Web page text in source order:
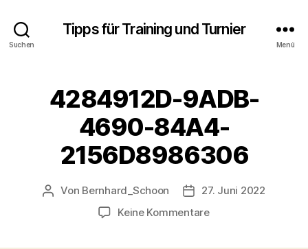
Suchen
Tipps für Training und Turnier
Menü
4284912D-9ADB-
4690-84A4-
2156D8986306
Beitragsautor
Von Bernhard_Schoon Veröffentlichungsdatum
27. Juni 2022
Keine Kommentarezu